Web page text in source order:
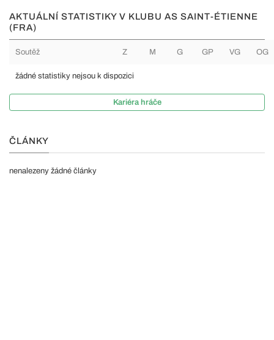
AKTUÁLNÍ STATISTIKY V KLUBU AS SAINT-ÉTIENNE
(FRA)
Soutěž Z M G GP VG OG
žádné statistiky nejsou k dispozici
Kariéra hráče
ČLÁNKY
nenalezeny žádné články